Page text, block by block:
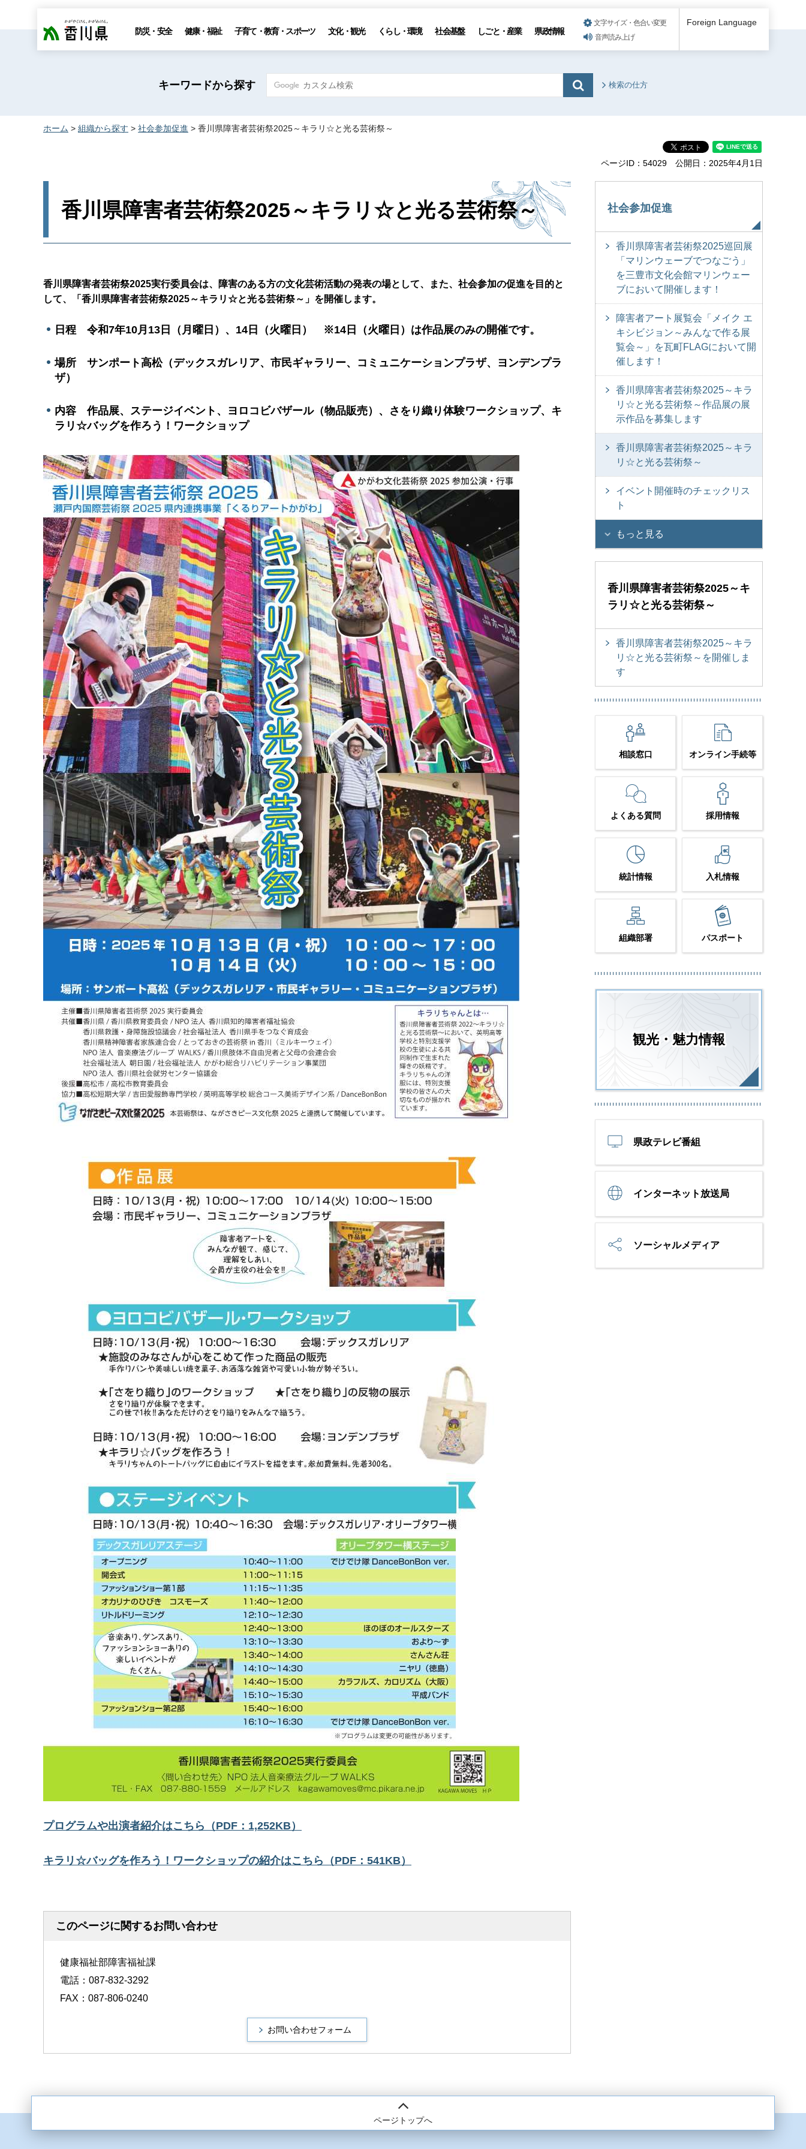
香川県 防災・安全 健康・福祉 子育て・教育・スポーツ 文化・観光 くらし・環境 社会基盤 しごと・産業 県政情報
文字サイズ・色合い変更
音声読み上げ
Foreign Language
キーワードから探す 検索の仕方
ホーム > 組織から探す > 社会参加促進 > 香川県障害者芸術祭2025～キラリ☆と光る芸術祭～
ページID：54029 公開日：2025年4月1日
香川県障害者芸術祭2025～キラリ☆と光る芸術祭～
香川県障害者芸術祭2025実行委員会は、障害のある方の文化芸術活動の発表の場として、また、社会参加の促進を目的と
して、「香川県障害者芸術祭2025～キラリ☆と光る芸術祭～」を開催します。
日程 令和7年10月13日（月曜日）、14日（火曜日） ※14日（火曜日）は作品展のみの開催です。
場所 サンポート高松（デックスガレリア、市民ギャラリー、コミュニケーションプラザ、ヨンデンプラ
ザ）
内容 作品展、ステージイベント、ヨロコビバザール（物品販売）、さをり織り体験ワークショップ、キ
ラリ☆バッグを作ろう！ワークショップ
プログラムや出演者紹介はこちら（PDF：1,252KB）
キラリ☆バッグを作ろう！ワークショップの紹介はこちら（PDF：541KB）
このページに関するお問い合わせ
健康福祉部障害福祉課
電話：087-832-3292
FAX：087-806-0240
社会参加促進
香川県障害者芸術祭2025巡回展
「マリンウェーブでつなごう」
を三豊市文化会館マリンウェー
ブにおいて開催します！
障害者アート展覧会「メイク エ
キシビジョン～みんなで作る展
覧会～」を瓦町FLAGにおいて開
催します！
香川県障害者芸術祭2025～キラ
リ☆と光る芸術祭～作品展の展
示作品を募集します
香川県障害者芸術祭2025～キラ
リ☆と光る芸術祭～
イベント開催時のチェックリス
ト
もっと見る
香川県障害者芸術祭2025～キ
ラリ☆と光る芸術祭～
香川県障害者芸術祭2025～キラ
リ☆と光る芸術祭～を開催しま
す
相談窓口 オンライン手続等
よくある質問 採用情報
統計情報 入札情報
組織部署 パスポート
観光・魅力情報
県政テレビ番組
インターネット放送局
ソーシャルメディア
ページトップへ